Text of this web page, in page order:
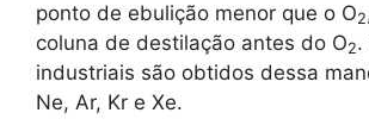
ponto de ebulição menor que o O2
coluna de destilação antes do O2.
industriais são obtidos dessa
Ne, Ar, Kr e Xe.